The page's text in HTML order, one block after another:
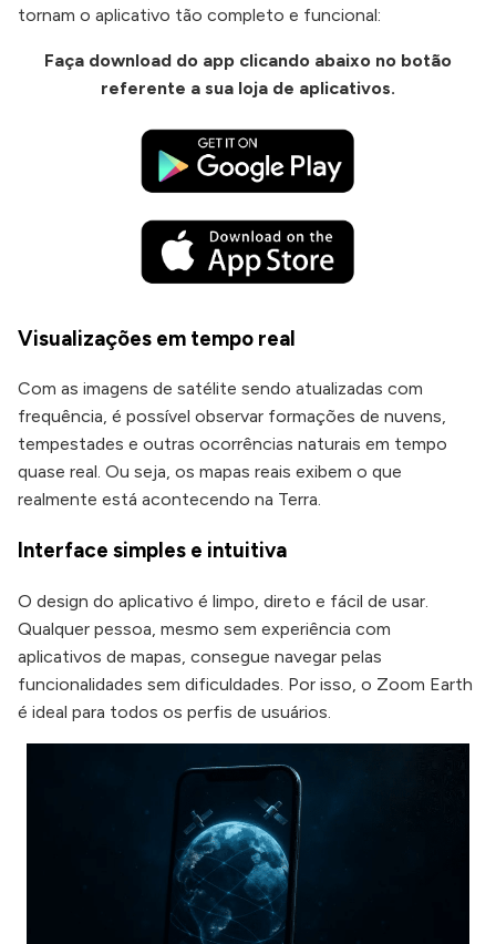
tornam o aplicativo tão completo e funcional:
Faça download do app clicando abaixo no botão
referente a sua loja de aplicativos.
Visualizações em tempo real
Com as imagens de satélite sendo atualizadas com
frequência, é possível observar formações de nuvens,
tempestades e outras ocorrências naturais em tempo
quase real. Ou seja, os mapas reais exibem o que
realmente está acontecendo na Terra.
Interface simples e intuitiva
O design do aplicativo é limpo, direto e fácil de usar.
Qualquer pessoa, mesmo sem experiência com
aplicativos de mapas, consegue navegar pelas
funcionalidades sem dificuldades. Por isso, o Zoom Earth
é ideal para todos os perfis de usuários.